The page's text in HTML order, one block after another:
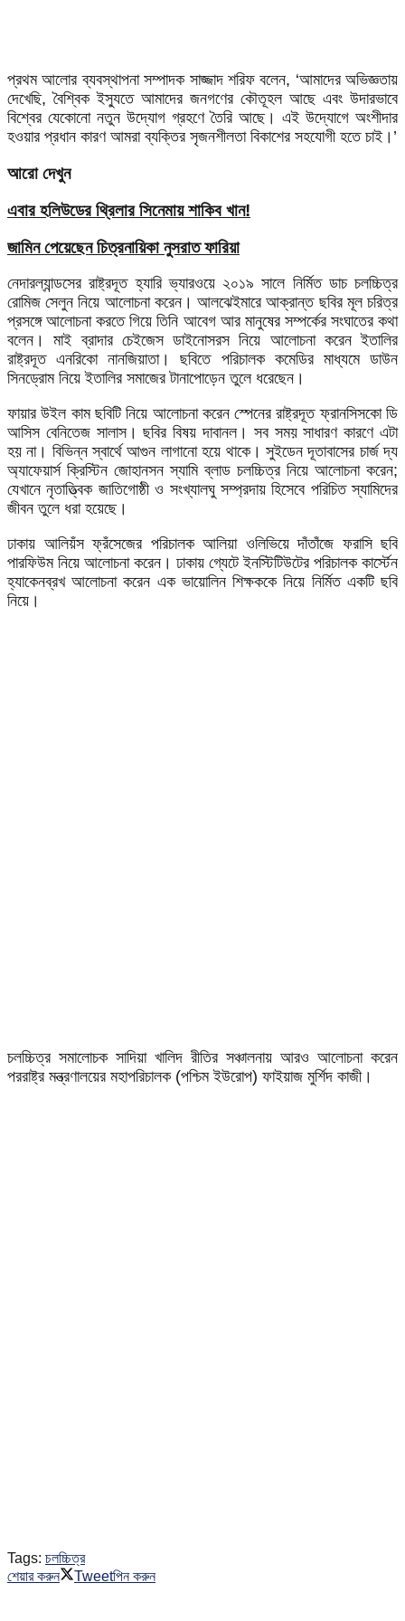
প্রথম আলোর ব্যবস্থাপনা সম্পাদক সাজ্জাদ শরিফ বলেন, ‘আমাদের অভিজ্ঞতায়
দেখেছি, বৈশ্বিক ইস্যুতে আমাদের জনগণের কৌতূহল আছে এবং উদারভাবে
বিশ্বের যেকোনো নতুন উদ্যোগ গ্রহণে তৈরি আছে। এই উদ্যোগে অংশীদার
হওয়ার প্রধান কারণ আমরা ব্যক্তির সৃজনশীলতা বিকাশের সহযোগী হতে চাই।’
আরো দেখুন
এবার হলিউডের থ্রিলার সিনেমায় শাকিব খান!
জামিন পেয়েছেন চিত্রনায়িকা নুসরাত ফারিয়া
নেদারল্যান্ডসের রাষ্ট্রদূত হ্যারি ভ্যারওয়ে ২০১৯ সালে নির্মিত ডাচ চলচ্চিত্র
রোমিজ সেলুন নিয়ে আলোচনা করেন। আলঝেইমারে আক্রান্ত ছবির মূল চরিত্র
প্রসঙ্গে আলোচনা করতে গিয়ে তিনি আবেগ আর মানুষের সম্পর্কের সংঘাতের কথা
বলেন। মাই ব্রাদার চেইজেস ডাইনোসরস নিয়ে আলোচনা করেন ইতালির
রাষ্ট্রদূত এনরিকো নানজিয়াতা। ছবিতে পরিচালক কমেডির মাধ্যমে ডাউন
সিনড্রোম নিয়ে ইতালির সমাজের টানাপোড়েন তুলে ধরেছেন।
ফায়ার উইল কাম ছবিটি নিয়ে আলোচনা করেন স্পেনের রাষ্ট্রদূত ফ্রানসিসকো ডি
আসিস বেনিতেজ সালাস। ছবির বিষয় দাবানল। সব সময় সাধারণ কারণে এটা
হয় না। বিভিন্ন স্বার্থে আগুন লাগানো হয়ে থাকে। সুইডেন দূতাবাসের চার্জ দ্য
অ্যাফেয়ার্স ক্রিস্টিন জোহানসন স্যামি ব্লাড চলচ্চিত্র নিয়ে আলোচনা করেন;
যেখানে নৃতাত্ত্বিক জাতিগোষ্ঠী ও সংখ্যালঘু সম্প্রদায় হিসেবে পরিচিত স্যামিদের
জীবন তুলে ধরা হয়েছে।
ঢাকায় আলিয়ঁস ফ্রঁসেজের পরিচালক আলিয়া ওলিভিয়ে দাঁতাঁজে ফরাসি ছবি
পারফিউম নিয়ে আলোচনা করেন। ঢাকায় গ্যেটে ইনস্টিটিউটের পরিচালক কার্স্টেন
হ্যাকেনব্রখ আলোচনা করেন এক ভায়োলিন শিক্ষককে নিয়ে নির্মিত একটি ছবি
নিয়ে।
চলচ্চিত্র সমালোচক সাদিয়া খালিদ রীতির সঞ্চালনায় আরও আলোচনা করেন
পররাষ্ট্র মন্ত্রণালয়ের মহাপরিচালক (পশ্চিম ইউরোপ) ফাইয়াজ মুর্শিদ কাজী।
Tags: চলচ্চিত্র
শেয়ার করুন
Tweetপিন করুন